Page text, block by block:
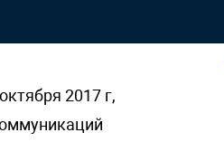
2017 г,